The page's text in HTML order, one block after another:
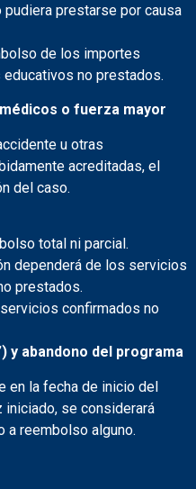
pudiera prestarse por causa
de los importes
no prestados.
o fuerza mayor
u otras
acreditadas, el
del caso.
total ni parcial.
dependerá de los servicios
prestados.
confirmados no
y abandono del programa
en la fecha de inicio del
iniciado, se considerará
a reembolso alguno.